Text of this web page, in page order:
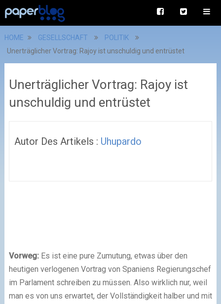
HOME GESELLSCHAFT
POLITIK
Unerträglicher Vortrag: Rajoy ist unschuldig und entrüstet
Unerträglicher Vortrag: Rajoy ist
unschuldig und entrüstet
Autor Des Artikels : Uhupardo
Vorweg:Es ist eine pure Zumutung, etwas über den
heutigen verlogenen Vortrag von Spaniens Regierungschef
im Parlament schreiben zu müssen. Also wirklich nur, weil
man es von uns erwartet, der Vollständigkeit halber und mit